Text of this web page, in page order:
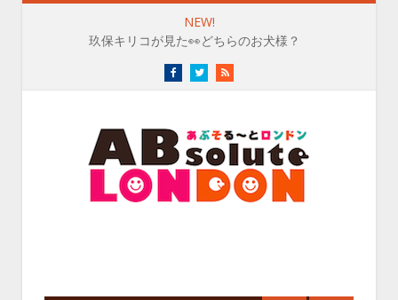
NEW!
玖保キリコが見た👀どちらのお犬様？
FacebookTwitterRSS